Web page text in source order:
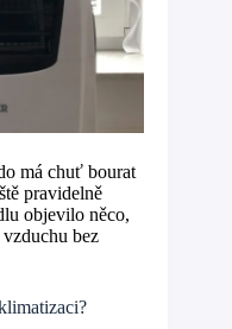
má chuť bourat
pravidelně
objevilo něco,
bez